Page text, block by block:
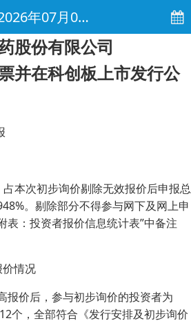
年07月09日 电子报
股份有限公司
并在科创板上市发行公
本次初步询价剔除无效报价后申报总
。剔除部分不得参与网下及网上申
表：投资者报价信息统计表”中备注
情况
报价后，参与初步询价的投资者为
个，全部符合《发行安排及初步询价